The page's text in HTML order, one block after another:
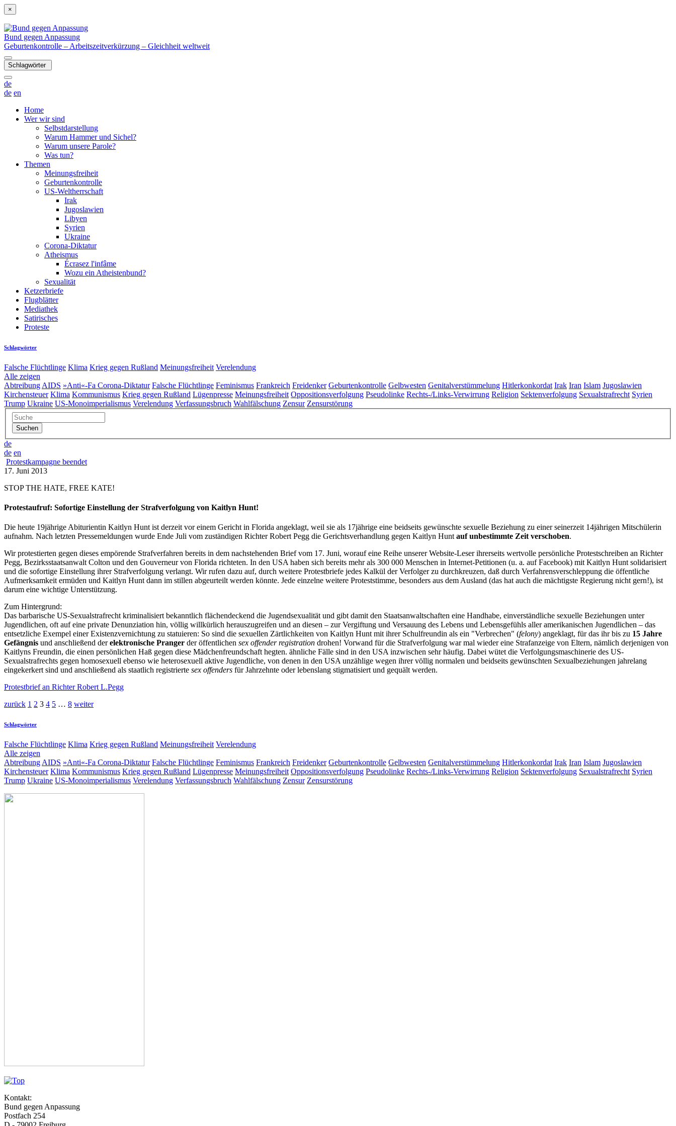
×
Bund gegen Anpassung
Geburtenkontrolle – Arbeitszeitverkürzung – Gleichheit weltweit
Schlagwörter
de
de en
Home
Wer wir sind
Selbstdarstellung
Warum Hammer und Sichel?
Warum unsere Parole?
Was tun?
Themen
Meinungsfreiheit
Geburtenkontrolle
US-Weltherrschaft
Irak
Jugoslawien
Libyen
Syrien
Ukraine
Corona-Diktatur
Atheismus
Écrasez l'infâme
Wozu ein Atheistenbund?
Sexualität
Ketzerbriefe
Flugblätter
Mediathek
Satirisches
Proteste
Schlagwörter
Falsche Flüchtlinge Klima Krieg gegen Rußland Meinungsfreiheit Verelendung
Alle zeigen
Abtreibung AIDS »Anti«-Fa Corona-Diktatur Falsche Flüchtlinge Feminismus Frankreich Freidenker Geburtenkontrolle Gelbwesten Genitalverstümmelung Hitlerkonkordat Irak Iran Islam Jugoslawien
Kirchensteuer Klima Kommunismus Krieg gegen Rußland Lügenpresse Meinungsfreiheit Oppositionsverfolgung Pseudolinke Rechts-/Links-Verwirrung Religion Sektenverfolgung Sexualstrafrecht Syrien
Trump Ukraine US-Monoimperialismus Verelendung Verfassungsbruch Wahlfälschung Zensur Zensurstörung
de
de en
Protestkampagne beendet
17. Juni 2013
STOP THE HATE, FREE KATE!
Protestaufruf: Sofortige Einstellung der Strafverfolgung von Kaitlyn Hunt!
Die heute 19jährige Abiturientin Kaitlyn Hunt ist derzeit vor einem Gericht in Florida angeklagt, weil sie als 17jährige eine beidseits gewünschte sexuelle Beziehung zu einer seinerzeit 14jährigen Mitschülerin
aufnahm. Nach letzten Pressemeldungen wurde Ende Juli vom zuständigen Richter Robert Pegg die Gerichtsverhandlung gegen Kaitlyn Hunt auf unbestimmte Zeit verschoben.
Wir protestierten gegen dieses empörende Strafverfahren bereits in dem nachstehenden Brief vom 17. Juni, worauf eine Reihe unserer Website-Leser ihrerseits wertvolle persönliche Protestschreiben an Richter
Pegg, Bezirksstaatsanwalt Colton und den Gouverneur von Florida richteten. In den USA haben sich bereits mehr als 300 000 Menschen in Internet-Petitionen (u. a. auf Facebook) mit Kaitlyn Hunt solidarisiert
und die sofortige Einstellung ihrer Strafverfolgung verlangt. Wir rufen dazu auf, durch weitere Protestbriefe jedes Kalkül der Verfolger zu durchkreuzen, daß durch Verfahrensverschleppung die öffentliche
Aufmerksamkeit ermüden und Kaitlyn Hunt dann im stillen abgeurteilt werden könnte. Jede einzelne weitere Proteststimme, besonders aus dem Ausland (das hat auch die mächtigste Regierung nicht gern!), ist
darum eine wichtige Unterstützung.
Zum Hintergrund:
Das barbarische US-Sexualstrafrecht kriminalisiert bekanntlich flächendeckend die Jugendsexualität und gibt damit den Staatsanwaltschaften eine Handhabe, einverständliche sexuelle Beziehungen unter
Jugendlichen, oft auf eine private Denunziation hin, völlig willkürlich herauszugreifen und an diesen – zur Vergiftung und Versauung des Lebens und Lebensgefühls aller amerikanischen Jugendlichen – das
entsetzliche Exempel einer Existenzvernichtung zu statuieren: So sind die sexuellen Zärtlichkeiten von Kaitlyn Hunt mit ihrer Schulfreundin als ein "Verbrechen" (felony) angeklagt, für das ihr bis zu 15 Jahre
Gefängnis und anschließend derelektronische Pranger der öffentlichen sex offender registration drohen! Vorwand für die Strafverfolgung war mal wieder eine Strafanzeige von Eltern, nämlich derjenigen von
Kaitlyns Freundin, die einen persönlichen Haß gegen diese Mädchenfreundschaft hegten. ähnliche Fälle sind in den USA inzwischen sehr häufig. Dabei wütet die Verfolgungsmaschinerie des US-
Sexualstrafrechts gegen homosexuell ebenso wie heterosexuell aktive Jugendliche, von denen in den USA unzählige wegen ihrer völlig normalen und beidseits gewünschten Sexualbeziehungen jahrelang
eingekerkert sind und anschließend als staatlich registrierte sex offenders für Jahrzehnte oder lebenslang stigmatisiert und gequält werden.
Protestbrief an Richter Robert L.Pegg
zurück 1 2 3 4 5 … 8 weiter
Schlagwörter
Falsche Flüchtlinge Klima Krieg gegen Rußland Meinungsfreiheit Verelendung
Alle zeigen
Abtreibung AIDS »Anti«-Fa Corona-Diktatur Falsche Flüchtlinge Feminismus Frankreich Freidenker Geburtenkontrolle Gelbwesten Genitalverstümmelung Hitlerkonkordat Irak Iran Islam Jugoslawien
Kirchensteuer Klima Kommunismus Krieg gegen Rußland Lügenpresse Meinungsfreiheit Oppositionsverfolgung Pseudolinke Rechts-/Links-Verwirrung Religion Sektenverfolgung Sexualstrafrecht Syrien
Trump Ukraine US-Monoimperialismus Verelendung Verfassungsbruch Wahlfälschung Zensur Zensurstörung
Kontakt:
Bund gegen Anpassung
Postfach 254